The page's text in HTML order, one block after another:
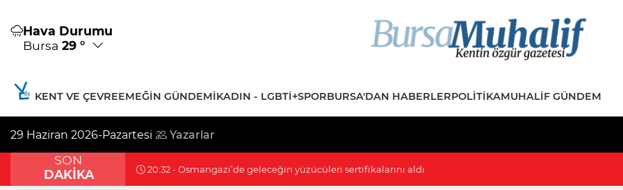
Hava Durumu
Bursa 29 °
KENT VE ÇEVREEMEĞIN GÜNDEMIKADIN - LGBTİ+SPORBURSA'DAN HABERLERPOLITIKAMUHALIF GÜNDEM
29 Haziran 2026-Pazartesi Yazarlar
SON
DAKİKA
20:26 - Nilüfer’de Kent Rehberi ve İmar Durumu Sorgulama yenilendi